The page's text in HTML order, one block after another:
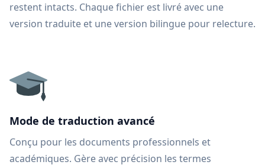
restent intacts. Chaque fichier est livré avec une
version traduite et une version bilingue pour relecture.
Mode de traduction avancé
Conçu pour les documents professionnels et
académiques. Gère avec précision les termes